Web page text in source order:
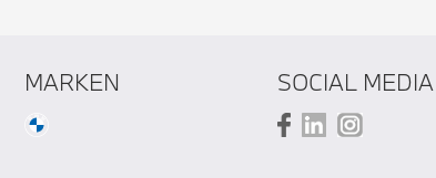
MARKEN SOCIAL MEDIA